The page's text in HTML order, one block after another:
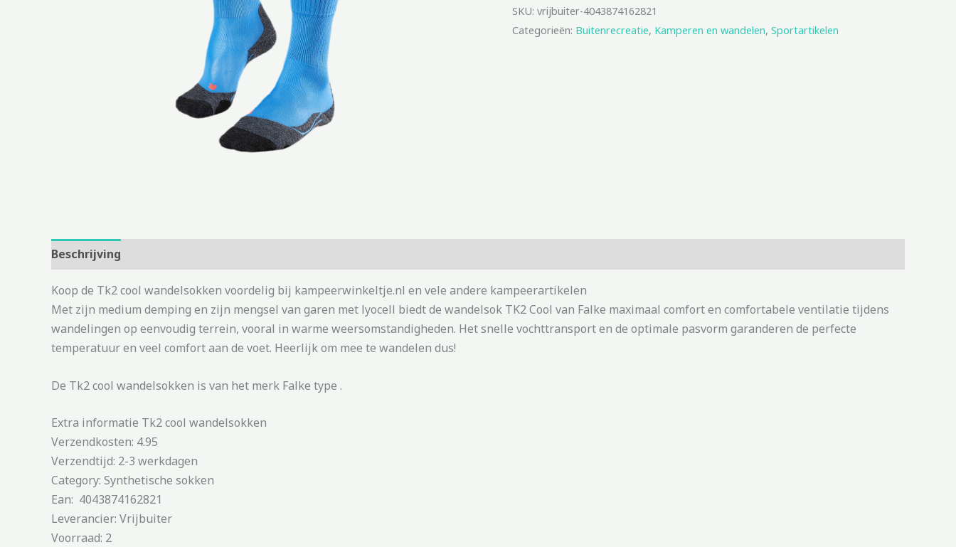
SKU: vrijbuiter-4043874162821
Categorieën: Buitenrecreatie, Kamperen en wandelen, Sportartikelen
Beschrijving
Koop de Tk2 cool wandelsokken voordelig bij kampeerwinkeltje.nl en vele andere kampeerartikelen
Met zijn medium demping en zijn mengsel van garen met lyocell biedt de wandelsok TK2 Cool van Falke maximaal comfort en comfortabele ventilatie tijdens
wandelingen op eenvoudig terrein, vooral in warme weersomstandigheden. Het snelle vochttransport en de optimale pasvorm garanderen de perfecte
temperatuur en veel comfort aan de voet. Heerlijk om mee te wandelen dus!
De Tk2 cool wandelsokken is van het merk Falke type .
Extra informatie Tk2 cool wandelsokken
Verzendkosten: 4.95
Verzendtijd: 2-3 werkdagen
Category: Synthetische sokken
Ean: 4043874162821
Leverancier: Vrijbuiter
Voorraad: 2